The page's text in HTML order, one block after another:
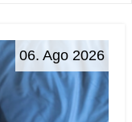
06. Ago 2026